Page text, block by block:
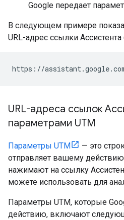
Google передает
В следующем примере
URL-адрес ссылки
URL-адреса ссылок
параметрами UTM
Параметры UTM
— это
отправляет вашему
нажимают на ссылку
можете использовать для
Параметры UTM, которые
действию, включают